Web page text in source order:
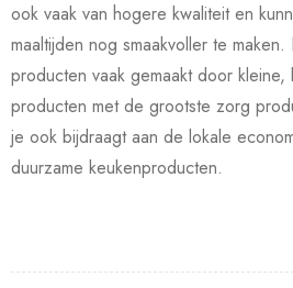
ook vaak van hogere kwaliteit en
maaltijden nog smaakvoller te
producten vaak gemaakt door
producten met de grootste zorg
je ook bijdraagt aan de lokale
duurzame keukenproducten.